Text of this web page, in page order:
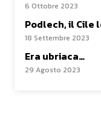
6 Ottobre 2023
Podlech, il Cile
18 Settembre 2023
Era ubriaca…
29 Agosto 2023